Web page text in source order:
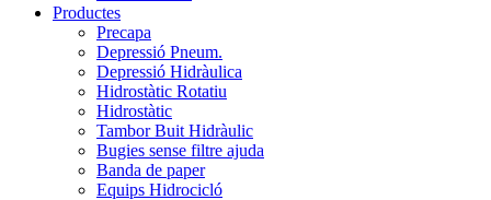
Productes
Precapa
Depressió Pneum.
Depressió Hidràulica
Hidrostàtic Rotatiu
Hidrostàtic
Tambor Buit Hidràulic
Bugies sense filtre ajuda
Banda de paper
Equips Hidrocicló